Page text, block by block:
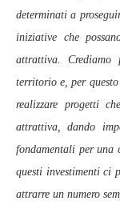
determinati a
iniziative che
attrattiva. Crediamo
territorio e, per
realizzare progetti
attrattiva, dando
fondamentali per una
questi investimenti ci
attrarre un numero